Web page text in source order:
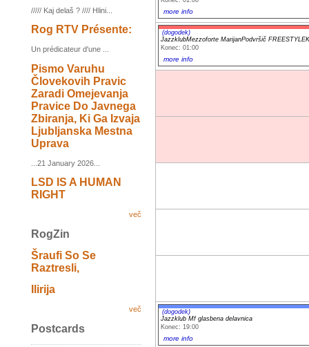
///// Kaj delaš ? //// Hlini...
Rog RTV Présente:
Un prédicateur d'une ...
Pismo Varuhu
Človekovih Pravic
Zaradi Omejevanja
Pravice Do Javnega
Zbiranja, Ki Ga Izvaja
Ljubljanska Mestna
Uprava
...21 January 2026...
LSD IS A HUMAN
RIGHT
več
RogZin
Šraufi So Se
Raztresli,
Ilirija
več
Postcards
more info
(dogodek)
JazzklubMezzoforte MarijanPodvršič
Konec: 01:00
more info
(dogodek)
Jazzklub Mf glasbena delavnica
Konec: 19:00
more info